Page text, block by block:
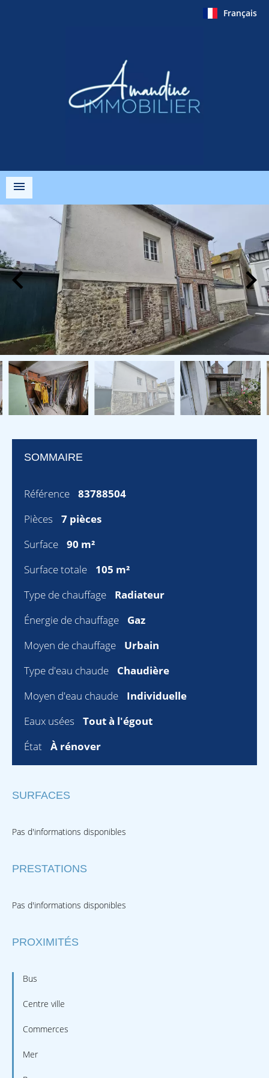
Français
SOMMAIRE
Référence
83788504
Pièces
7 pièces
Surface
90 m²
Surface totale
105 m²
Type de chauffage
Radiateur
Énergie de chauffage
Gaz
Moyen de chauffage
Urbain
Type d'eau chaude
Chaudière
Moyen d'eau chaude
Individuelle
Eaux usées
Tout à l'égout
État
À rénover
SURFACES
Pas d'informations disponibles
PRESTATIONS
Pas d'informations disponibles
PROXIMITÉS
Bus
Centre ville
Commerces
Mer